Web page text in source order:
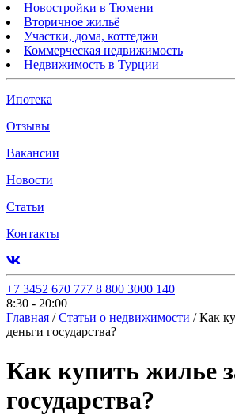
Новостройки в Тюмени
Вторичное жильё
Участки, дома, коттеджи
Коммерческая недвижимость
Недвижимость в Турции
Ипотека
Отзывы
Вакансии
Новости
Статьи
Контакты
+7 3452 670 777 8 800 3000 140
8:30 - 20:00
Главная / Статьи о недвижимости / Как
деньги государства?
Как купить жилье
государства?